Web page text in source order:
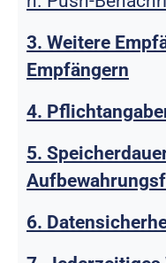
3. Weitere
Empfängern
4.
5.
6.